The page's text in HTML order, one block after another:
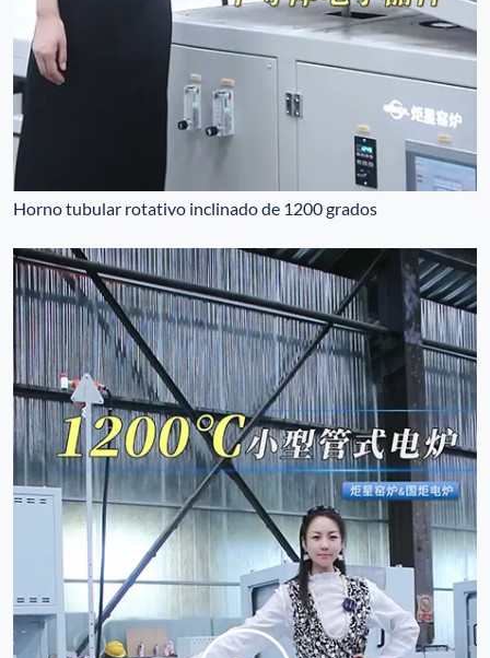
Horno tubular rotativo inclinado de 1200 grados